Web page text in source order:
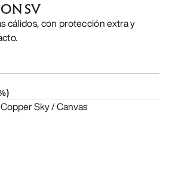
SV
cálidos, con protección extra y
Copper Sky / Canvas